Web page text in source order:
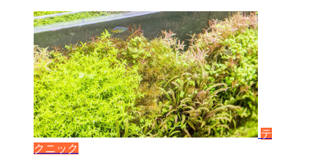
テ
クニック